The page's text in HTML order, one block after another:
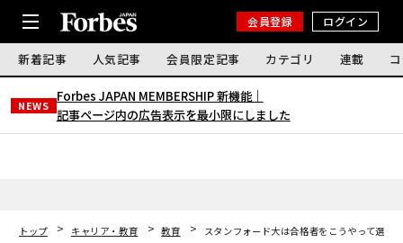
会員登録 ログイン
新着記事 人気記事 会員限定記事 カテゴリ 連載
NEWS
Forbes JAPAN MEMBERSHIP 新機能｜
記事ページ内の広告表示を最小限にしました
トップ キャリア・教育 教育
スタンフォード大は合格者をこうやって選定